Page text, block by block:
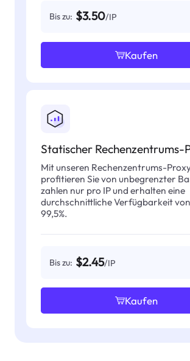
Bis zu: $3.50/IP
Kaufen
Statischer Rechenzentrums-
Mit unseren Rechenzentrums-
profitieren Sie von unbegrenzter
zahlen nur pro IP und erhalten eine
durchschnittliche Verfügbarkeit
99,5%.
Bis zu: $2.45/IP
Kaufen